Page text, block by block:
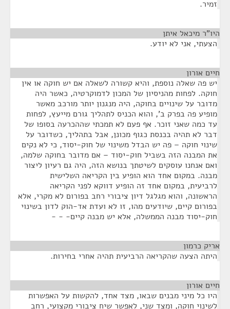
זמיר.
היו"ר מיכאל איתן
הצעתי, אני לא יודע.
חיים אורון
יש פה שאלה נוספת, והיא קשורה לשאלה אם יש חוקה או אין
חוקה. לפחות מהניסיון של המכון לדמוקרטיה, כאשר היה
מדובר על שינויים בחוקה, היה מנגנון יותר מורכב מאשר
מופיע פה בפרק ב', והוא הכניס לתהליך גורם מייעץ, לפחות
עד כמה שאני זוכר. אף פעם לא תמכתי שההכרעה בסופו של
דבר לא תהיה בכנסת כגוף מכונן, אבל בתהליך, כשדובר על
שינוי חוקה – פה יש הבדל משינוי של חוק-יסוד, כי לא נקים
את המבנה הזה בשביל חוק-יסוד – אם מדובר בחוקה שלמה,
ואם אנחנו עוסקים לשיטתך בנושא הזה, היה גם רעיון ליצור
מבנה. במקום אחד הוא הופיע בין הקריאה השלישית
לרביעית, במקום אחד זה הופיע דווקא לפני הקריאה
הראשונה, והוא מגלגל דיון ציבורי רחב בפורום לא מקרי, אלא
בפורום קיים, שיודעים מהו, זו לא ועדת אד-הוק לדון בשינוי
חוק-יסוד מבנה הממשלה, אלא יש מבנה קיים- - -
אריק כרמון
היתה הצעה שהקריאה הרביעית תהיה אחרי בחירות.
חיים אורון
היו כל מיני מבנים שבאו, מצד אחד, להקשות על האפשרות
לשינוי חוקה, ומצד שני, לאפשר שיח ציבורי מקצועי, רחב